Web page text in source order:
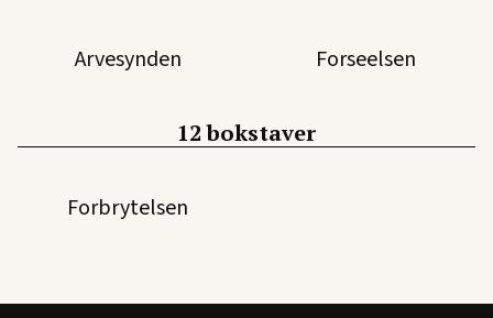
Arvesynden Forseelsen
12 bokstaver
Forbrytelsen